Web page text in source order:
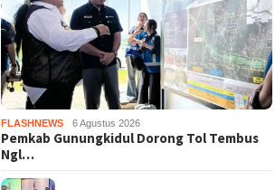
FLASHNEWS 6 Agustus 2026
Pemkab Gunungkidul Dorong Tol Tembus
Ngl…